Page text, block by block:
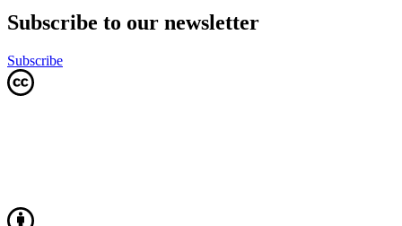
Subscribe to our newsletter
Subscribe